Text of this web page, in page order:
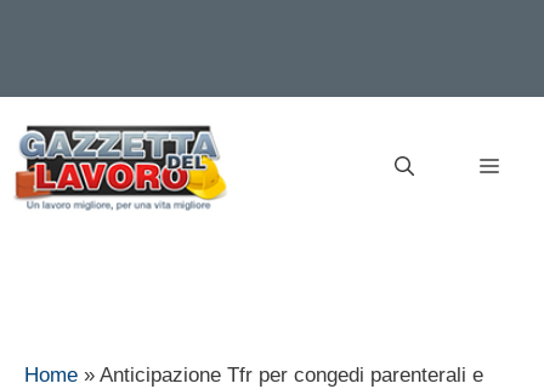
contenuto
Home » Anticipazione Tfr per congedi parenterali e